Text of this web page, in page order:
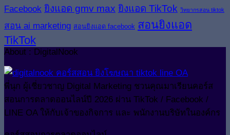
Facebook ยิงแอด gmv max ยิงแอด TikTok วิทยากรสอน tiktok
สอน ai marketing สอนยิงแอด facebook สอนยิงแอด
TikTok
About : DigitalNook
พี่นุก ผู้เชี่ยวชาญ Digital Marketing ชวนคุณมาเรียนคอร์ส
สอนการตลาดออนไลน์ปี 2026 ผ่าน TikTok / Facebook /
LINE OA ให้กับเจ้าของกิจการ และ พนักงานบริษัทในองค์กร